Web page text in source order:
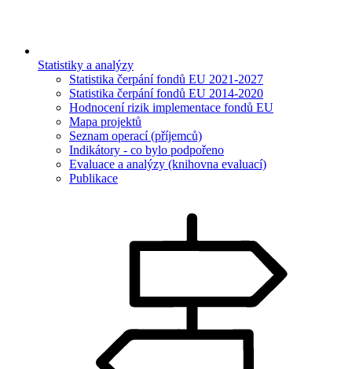
Statistiky a analýzy
Statistika čerpání fondů EU 2021-2027
Statistika čerpání fondů EU 2014-2020
Hodnocení rizik implementace fondů EU
Mapa projektů
Seznam operací (příjemců)
Indikátory - co bylo podpořeno
Evaluace a analýzy (knihovna evaluací)
Publikace